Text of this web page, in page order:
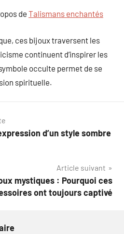
de Talismans enchantés
ces bijoux traversent les
continuent d’inspirer les
occulte permet de se
spirituelle.
d’un style sombre
Article suivant
mystiques : Pourquoi ces
ont toujours captivé